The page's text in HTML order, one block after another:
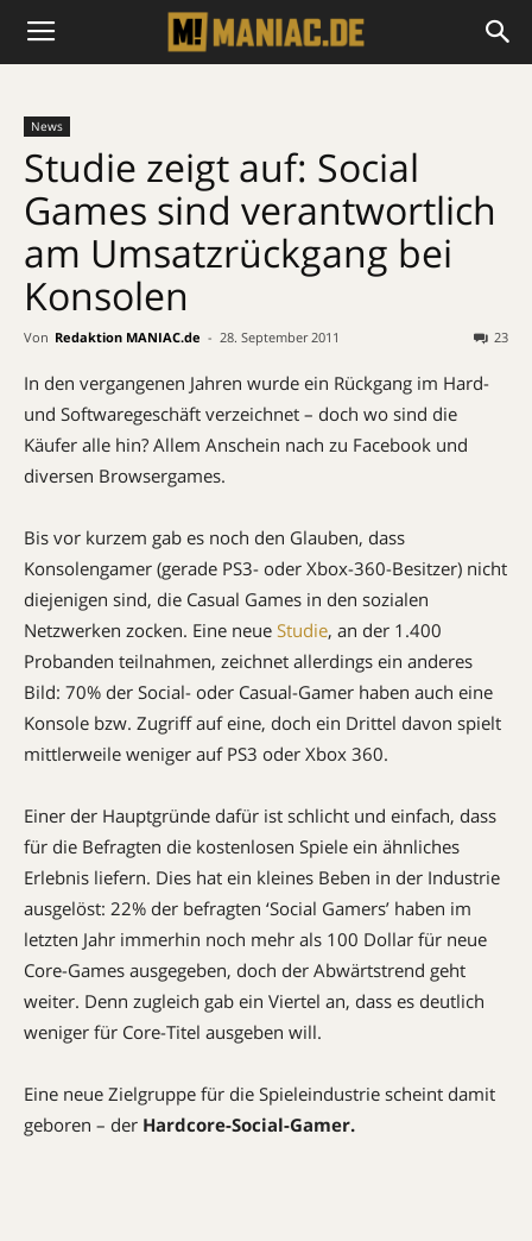
News
Studie zeigt auf: Social
Games sind verantwortlich
am Umsatzrückgang bei
Konsolen
Von Redaktion MANIAC.de - 28. September 2011 23
In den vergangenen Jahren wurde ein Rückgang im Hard-
und Softwaregeschäft verzeichnet – doch wo sind die
Käufer alle hin? Allem Anschein nach zu Facebook und
diversen Browsergames.
Bis vor kurzem gab es noch den Glauben, dass
Konsolengamer (gerade PS3- oder Xbox-360-Besitzer) nicht
diejenigen sind, die Casual Games in den sozialen
Netzwerken zocken. Eine neue Studie, an der 1.400
Probanden teilnahmen, zeichnet allerdings ein anderes
Bild: 70% der Social- oder Casual-Gamer haben auch eine
Konsole bzw. Zugriff auf eine, doch ein Drittel davon spielt
mittlerweile weniger auf PS3 oder Xbox 360.
Einer der Hauptgründe dafür ist schlicht und einfach, dass
für die Befragten die kostenlosen Spiele ein ähnliches
Erlebnis liefern. Dies hat ein kleines Beben in der Industrie
ausgelöst: 22% der befragten ‘Social Gamers’ haben im
letzten Jahr immerhin noch mehr als 100 Dollar für neue
Core-Games ausgegeben, doch der Abwärtstrend geht
weiter. Denn zugleich gab ein Viertel an, dass es deutlich
weniger für Core-Titel ausgeben will.
Eine neue Zielgruppe für die Spieleindustrie scheint damit
geboren – der Hardcore-Social-Gamer.